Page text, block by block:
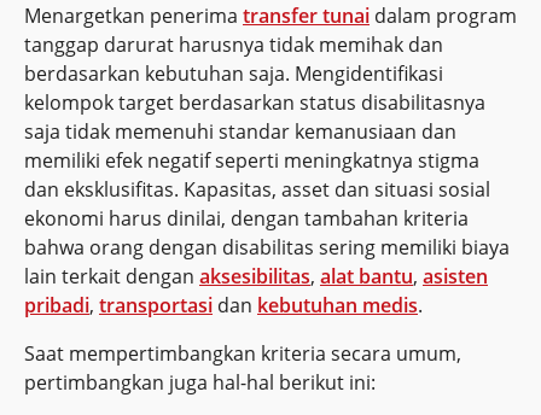
Menargetkan penerima transfer tunai dalam program
tanggap darurat harusnya tidak memihak dan
berdasarkan kebutuhan saja. Mengidentifikasi
kelompok target berdasarkan status disabilitasnya
saja tidak memenuhi standar kemanusiaan dan
memiliki efek negatif seperti meningkatnya stigma
dan eksklusifitas. Kapasitas, asset dan situasi sosial
ekonomi harus dinilai, dengan tambahan kriteria
bahwa orang dengan disabilitas sering memiliki biaya
lain terkait dengan aksesibilitas, alat bantu, asisten
pribadi, transportasi dan kebutuhan medis.
Saat mempertimbangkan kriteria secara umum,
pertimbangkan juga hal-hal berikut ini: